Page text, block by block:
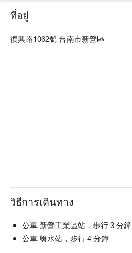
ที่อยู่
復興路1062號 台南市新營區
วิธีการเดินทาง
公車 新營工業區站，步行 3 分鐘
公車 鹽水站，步行 4 分鐘